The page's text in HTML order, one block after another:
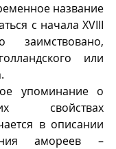
название
с начала XVIII
или
упоминание о
свойствах
в описании
амореев –